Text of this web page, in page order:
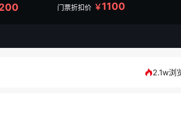
门票折扣价 ￥1100
2.1w浏